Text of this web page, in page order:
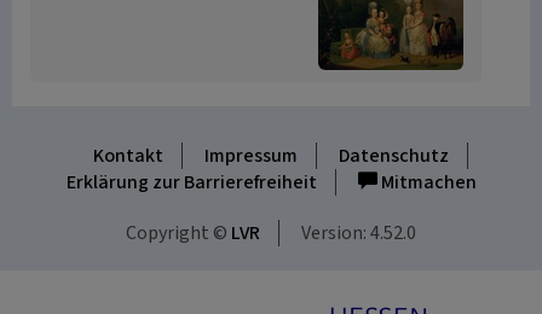
Kontakt Impressum
Datenschutz
Erklärung zur Barrierefreiheit
Mitmachen
Copyright © LVR Version: 4.52.0